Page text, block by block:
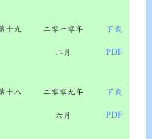
十九 二零一零年
二月
下載
PDF
十八 二零零九年
六月
下載
PDF